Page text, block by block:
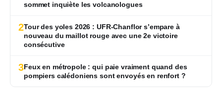
sommet inquiète les volcanologues
2Tour des yoles 2026 : UFR-Chanflor s’empare à
nouveau du maillot rouge avec une 2e victoire
consécutive
3Feux en métropole : qui paie vraiment quand des
pompiers calédoniens sont envoyés en renfort ?